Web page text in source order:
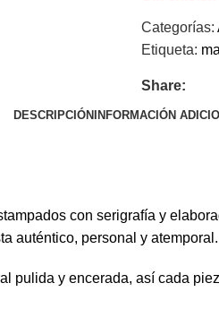
Categorías:
Etiqueta:
Share:
DESCRIPCIÓN INFORMACIÓN
con serigrafía y
auténtico, personal y atemporal.
pulida y encerada, así cada